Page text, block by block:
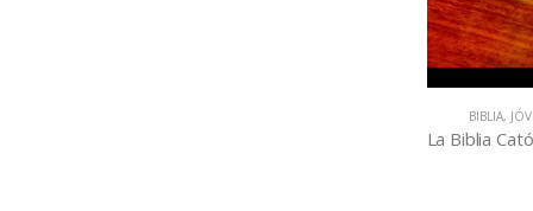
BIBLIA,